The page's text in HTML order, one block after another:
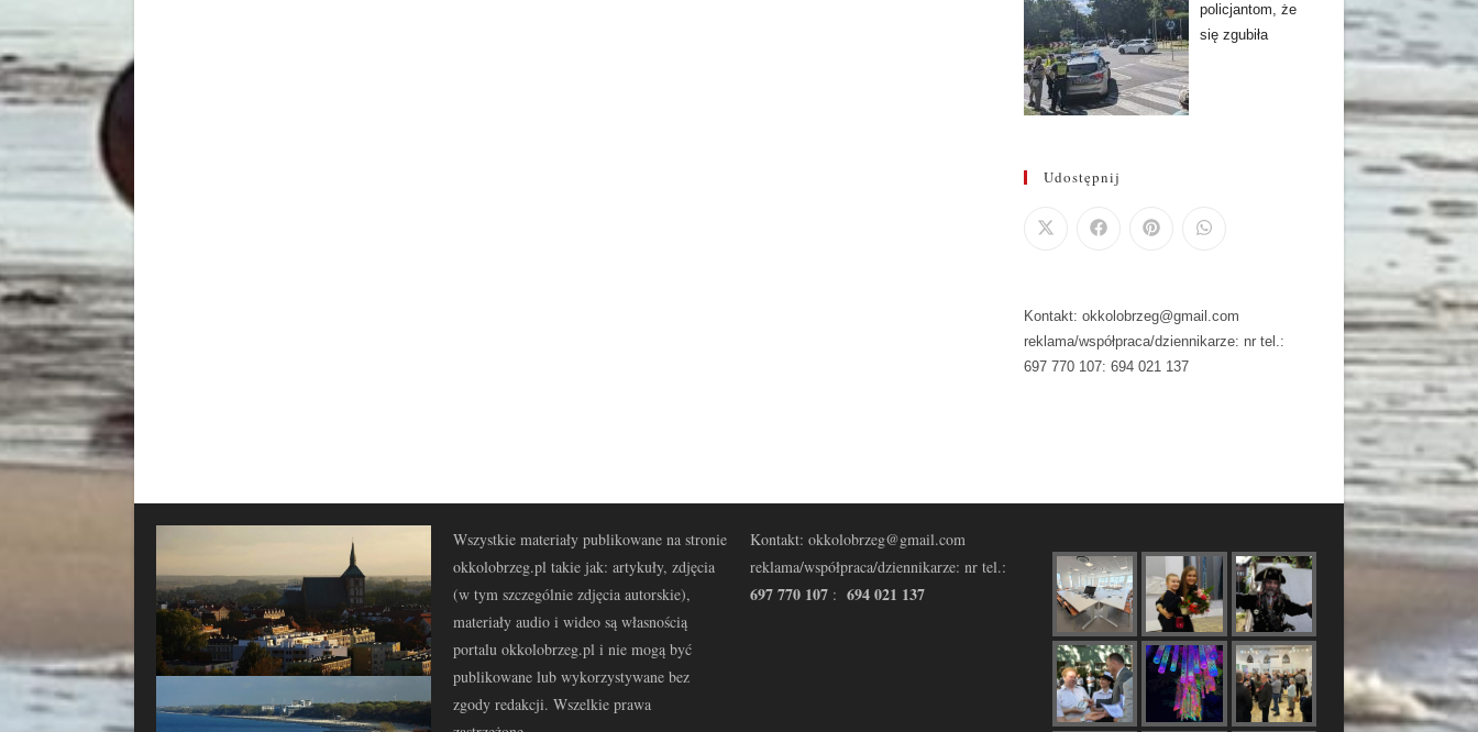
policjantom, że
się zgubiła
Udostępnij
Kontakt: okkolobrzeg@gmail.com
reklama/współpraca/dziennikarze: nr tel.:
697 770 107: 694 021 137
Wszystkie materiały publikowane na stronie
okkolobrzeg.pl takie jak: artykuły, zdjęcia
(w tym szczególnie zdjęcia autorskie),
materiały audio i wideo są własnością
portalu okkolobrzeg.pl i nie mogą być
publikowane lub wykorzystywane bez
zgody redakcji. Wszelkie prawa
Kontakt: okkolobrzeg@gmail.com
reklama/współpraca/dziennikarze: nr tel.:
697 770 107 : 694 021 137